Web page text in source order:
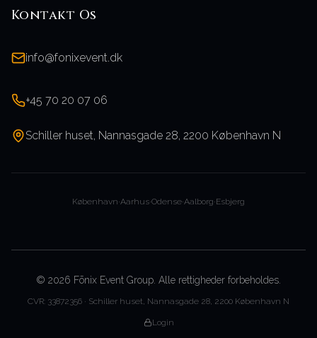
Kontakt Os
info@fonixevent.dk
+45 70 20 07 06
Schiller huset, Nannasgade 28, 2200 København N
København·Aarhus·Odense·Aalborg·Esbjerg
© 2026 Fōnix Event Group. Alle rettigheder forbeholdes.
CVR: 33872356 · Schiller huset, Nannasgade 28, 2200 København N
Login